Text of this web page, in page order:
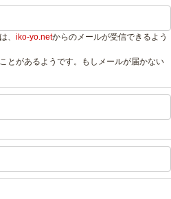
、 iko-yo.netからのメールが受信できるよう
とがあるようです。もしメールが届かない